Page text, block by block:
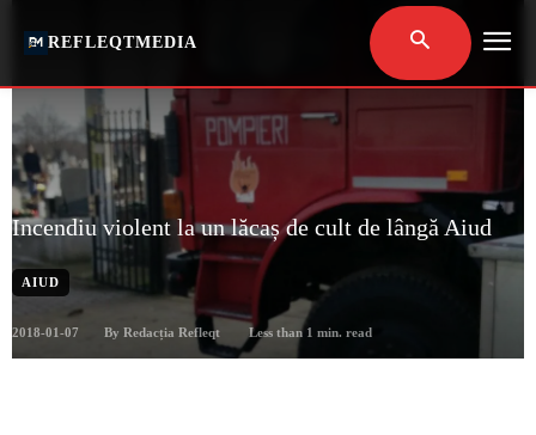
REFLEQTMEDIA
Incendiu violent la un lăcaș de cult de lângă Aiud
AIUD
2018-01-07 By Redacția Refleqt Less than 1 min. read